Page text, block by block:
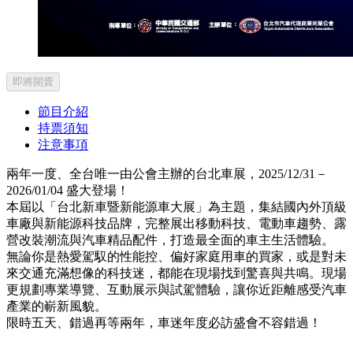
即將開賣
節目介紹
持票須知
注意事項
兩年一度、全台唯一由公會主辦的台北車展，2025/12/31－
2026/01/04 盛大登場！
本屆以「台北新車暨新能源車大展」為主題，集結國內外頂級
車廠與新能源科技品牌，完整展出移動科技、電動車趨勢、露
營改裝潮流與汽車精品配件，打造最全面的車主生活體驗。
無論你是熱愛駕馭的性能控、偏好家庭用車的買家，或是對未
來交通充滿想像的科技迷，都能在現場找到驚喜與共鳴。現場
更規劃專業導覽、互動展示與試駕體驗，讓你近距離感受汽車
產業的嶄新風貌。
限時五天、錯過再等兩年，車迷年度必訪盛會不容錯過！